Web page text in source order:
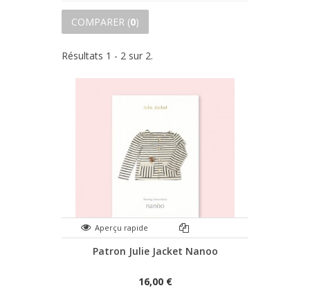
COMPARER (0)
Résultats 1 - 2 sur 2.
Aperçu rapide
Patron Julie Jacket Nanoo
16,00 €